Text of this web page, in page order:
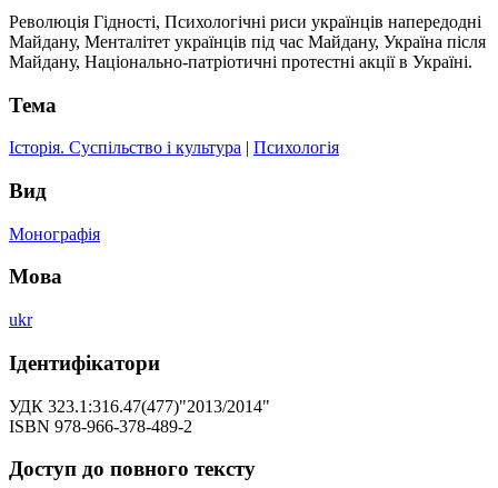
Революція Гідності, Психологічні риси українців напередодні
Майдану, Менталітет українців під час Майдану, Україна після
Майдану, Національно-патріотичні протестні акції в Україні.
Тема
Історія. Суспільство і культура | Психологія
Вид
Монографія
Мова
ukr
Ідентифікатори
УДК 323.1:316.47(477)"2013/2014"
ISBN 978-966-378-489-2
Доступ до повного тексту